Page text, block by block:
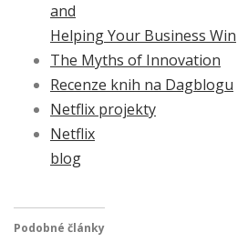
and
Helping Your Business Win
The Myths of Innovation
Recenze knih na Dagblogu
Netflix projekty
Netflix
blog
Podobné články